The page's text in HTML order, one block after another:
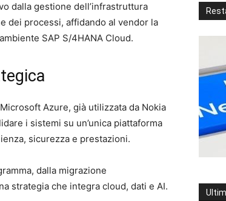
dalla gestione dell’infrastruttura
dei processi, affidando al vendor la
SAP S/4HANA Cloud.
Azure, già utilizzata da Nokia
i sistemi su un’unica piattaforma
sicurezza e prestazioni.
dalla migrazione
strategia che integra cloud, dati e AI.